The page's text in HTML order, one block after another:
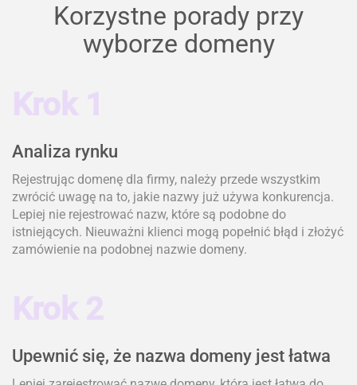
Korzystne porady przy
wyborze domeny
Krok 1
Analiza rynku
Rejestrując domenę dla firmy, należy przede wszystkim
zwrócić uwagę na to, jakie nazwy już używa konkurencja.
Lepiej nie rejestrować nazw, które są podobne do
istniejących. Nieuważni klienci mogą popełnić błąd i złożyć
zamówienie na podobnej nazwie domeny.
Krok 2
Upewnić się, że nazwa domeny jest łatwa